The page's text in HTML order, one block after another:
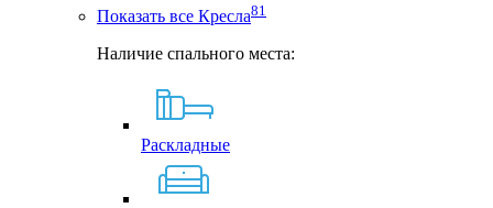
Показать все Кресла81
Наличие спального места:
Раскладные